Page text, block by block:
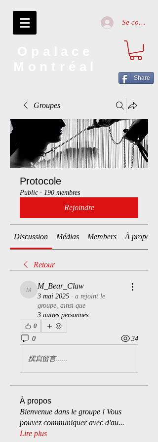
Se connecter
Share
Groupes
Protocole
Public · 190 membres
Rejoindre
Discussion Médias Members À propos
Retour
M_Bear_Claw
M_Bear_Claw
3 mai 2025 · a rejoint le
groupe, ainsi que
3 autres personnes.
0
0 34
撰寫留言......
À propos
Bienvenue dans le groupe ! Vous
pouvez communiquer avec d'au...
Lire plus